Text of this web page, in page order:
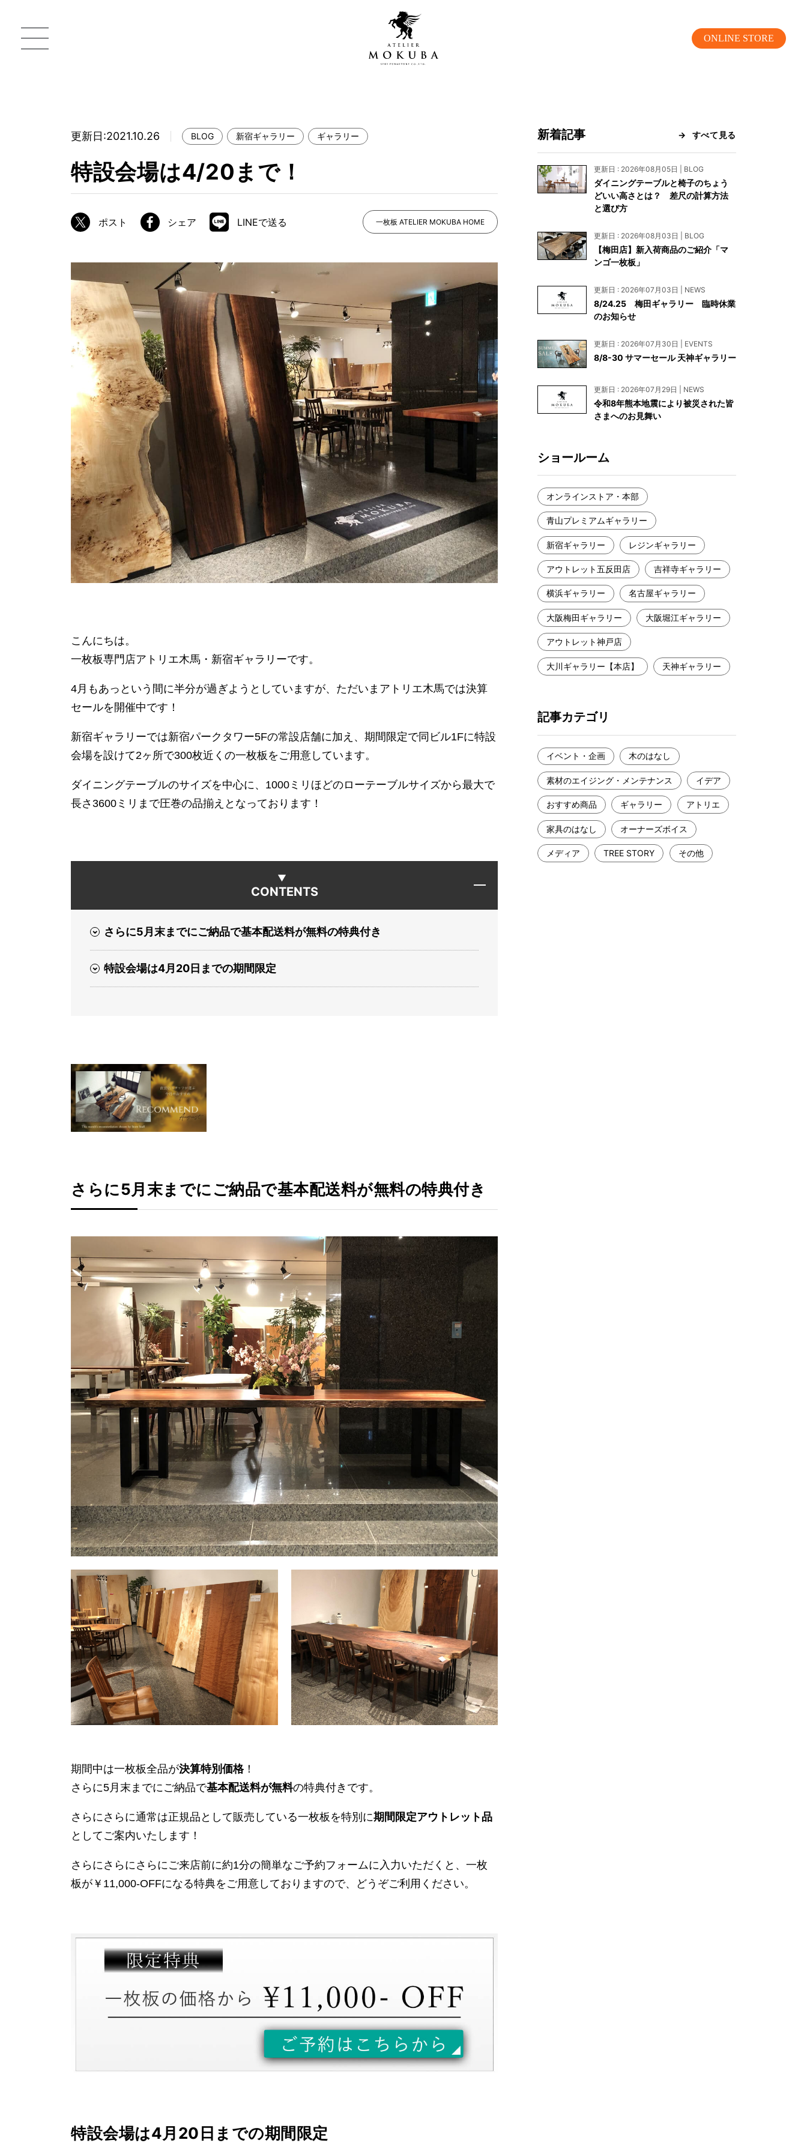
ONLINE STORE
MOKUBA について
製造工程
加工技術
商品情報
ATELIER MOKUBAの一枚板テーブル
ATELIER MOKUBAの一枚板×異素材
特別なダイニングチェア
一枚板用のテーブル脚
コーディネート集
メンテナンス方法
青山プレミアムギャラリー
吉祥寺ギャラリー
名古屋ギャラリー
大阪梅田ギャラリー
アウトレット神戸店
大川ギャラリー【本店】
天神ギャラリー
公式オンラインストア
WEBカタログ
納品事例
納品事例（住宅・インテリア）
納品事例（店舗・オフィス）
お客様の声
コーディネート集
INFORMATION
EVENT
BLOG
メディア美術協力実績
よくあるご質問
お問い合わせ
資料請求
工務店様・設計会社様向けお問い合わせ
一枚板買い取りに関して
更新日:2021.10.26 BLOG 新宿ギャラリー ギャラリー
特設会場は4/20まで！
ポスト シェア LINEで送る 一枚板 ATELIER MOKUBA HOME
こんにちは。
一枚板専門店アトリエ木馬・新宿ギャラリーです。
4月もあっという間に半分が過ぎようとしていますが、ただいまアトリエ木馬では決算
セールを開催中です！
新宿ギャラリーでは新宿パークタワー5Fの常設店舗に加え、期間限定で同ビル1Fに特設
会場を設けて2ヶ所で300枚近くの一枚板をご用意しています。
ダイニングテーブルのサイズを中心に、1000ミリほどのローテーブルサイズから最大で
長さ3600ミリまで圧巻の品揃えとなっております！
CONTENTS
さらに5月末までにご納品で基本配送料が無料の特典付き
特設会場は4月20日までの期間限定
さらに5月末までにご納品で基本配送料が無料の特典付き
期間中は一枚板全品が決算特別価格！
さらに5月末までにご納品で基本配送料が無料の特典付きです。
さらにさらに通常は正規品として販売している一枚板を特別に期間限定アウトレット品
としてご案内いたします！
さらにさらにさらにご来店前に約1分の簡単なご予約フォームに入力いただくと、一枚
板が￥11,000-OFFになる特典をご用意しておりますので、どうぞご利用ください。
特設会場は4月20日までの期間限定
新着記事 すべて見る
更新日 : 2026年08月05日 | BLOG
ダイニングテーブルと椅子のちょう
どいい高さとは？ 差尺の計算方法
と選び方
更新日 : 2026年08月03日 | BLOG
【梅田店】新入荷商品のご紹介「マ
ンゴ一枚板」
更新日 : 2026年07月03日 | NEWS
8/24.25 梅田ギャラリー 臨時休業
のお知らせ
更新日 : 2026年07月30日 | EVENTS
8/8-30 サマーセール 天神ギャラリー
更新日 : 2026年07月29日 | NEWS
令和8年熊本地震により被災された皆
さまへのお見舞い
ショールーム
オンラインストア・本部
青山プレミアムギャラリー
新宿ギャラリー レジンギャラリー
アウトレット五反田店 吉祥寺ギャラリー
横浜ギャラリー 名古屋ギャラリー
大阪梅田ギャラリー 大阪堀江ギャラリー
アウトレット神戸店
大川ギャラリー【本店】 天神ギャラリー
記事カテゴリ
イベント・企画 木のはなし
素材のエイジング・メンテナンス イデア
おすすめ商品 ギャラリー アトリエ
家具のはなし オーナーズボイス
メディア TREE STORY その他